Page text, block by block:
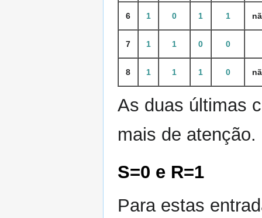
6 1 0 1 1
7 1 1 0 0
8 1 1 1 0
As duas últimas
mais de atenção.
S=0 e R=1
Para estas